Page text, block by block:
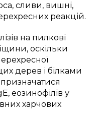
сливи, вишні,
реакцій.
на пилкові
оскільки
дерев і білками
еозинофілів у
харчових